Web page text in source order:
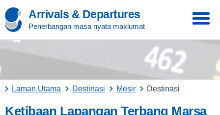
Arrivals & Departures
Penerbangan masa nyata maklumat
Laman Utama Destinasi Mesir Destinasi
Ketibaan Lapangan Terbang Marsa